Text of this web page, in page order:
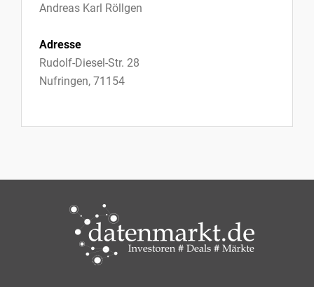
Andreas Karl Röllgen
Adresse
Rudolf-Diesel-Str. 28
Nufringen, 71154